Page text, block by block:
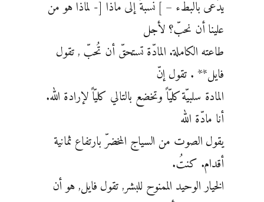
يدُعى بالبطء – ] نسبةً إلى ماذا [- لماذا هو من
علينا أن نحبّ؟ لأجل
طاعته الكاملة. المادّة تستحقّ أن تُحبّ , تقول
فايل** . تقول إنّ
المادة سلبيّة كليّاً وتخضع بالتالي كليّاً لإرادة الله.
أنا مادّة الله
يقول الصوت من السياج المخضرّ بارتفاع ثمانية
أقدام. كنتُ.
الخيار الوحيد الممنوح للبشر, تقول فايل, هو أن